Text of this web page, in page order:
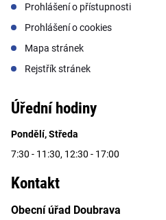
Prohlášení o přístupnosti
Prohlášení o cookies
Mapa stránek
Rejstřík stránek
Úřední hodiny
Pondělí, Středa
7:30 - 11:30, 12:30 - 17:00
Kontakt
Obecní úřad Doubrava